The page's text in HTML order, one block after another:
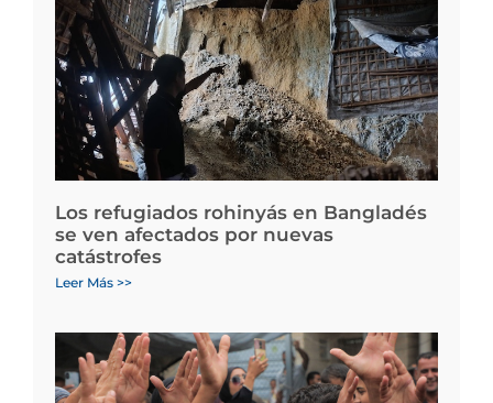
Los refugiados rohinyás en Bangladés
se ven afectados por nuevas
catástrofes
Leer Más >>